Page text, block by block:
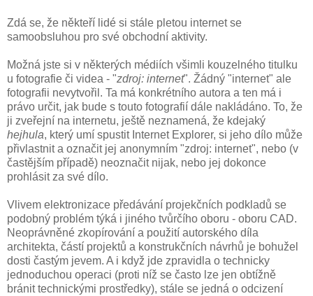
Zdá se, že někteří lidé si stále pletou internet se
samoobsluhou pro své obchodní aktivity.
Možná jste si v některých médiích všimli kouzelného titulku
u fotografie či videa - "zdroj: internet". Žádný "internet" ale
fotografii nevytvořil. Ta má konkrétního autora a ten má i
právo určit, jak bude s touto fotografií dále nakládáno. To, že
ji zveřejní na internetu, ještě neznamená, že kdejaký
hejhula, který umí spustit Internet Explorer, si jeho dílo může
přivlastnit a označit jej anonymním "zdroj: internet", nebo (v
častějším případě) neoznačit nijak, nebo jej dokonce
prohlásit za své dílo.
Vlivem elektronizace předávání projekčních podkladů se
podobný problém týká i jiného tvůrčího oboru - oboru CAD.
Neoprávněné zkopírování a použití autorského díla
architekta, částí projektů a konstrukčních návrhů je bohužel
dosti častým jevem. A i když jde zpravidla o technicky
jednoduchou operaci (proti níž se často lze jen obtížně
bránit technickými prostředky), stále se jedná o odcizení